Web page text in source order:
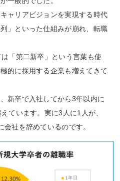
ャリアビジョンを実現する時代
」といった仕組みが崩れ、転職
「第二新卒」という言葉も使
的に採用する企業も増えてきて
新卒で入社してから3年以内に
ています。実に3人に1人が、
社を辞めているのです。